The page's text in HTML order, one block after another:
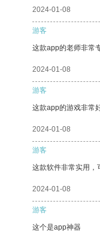
2024-01-08
游客
这款app的老师非常
2024-01-08
游客
这款app的游戏非常
2024-01-08
游客
这款软件非常实用，
2024-01-08
游客
这个是app神器